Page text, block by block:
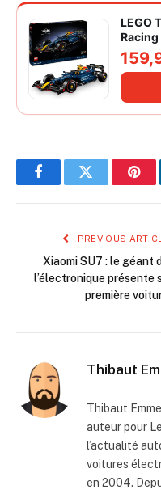
LEGO
Idée
FacebookTwitter
PREVIOUS
Xiaomi SU7 : le géant
l’électronique présente
première
Thibaut
Thibaut
auteur pour
l’actualité
voitures
en 2004.